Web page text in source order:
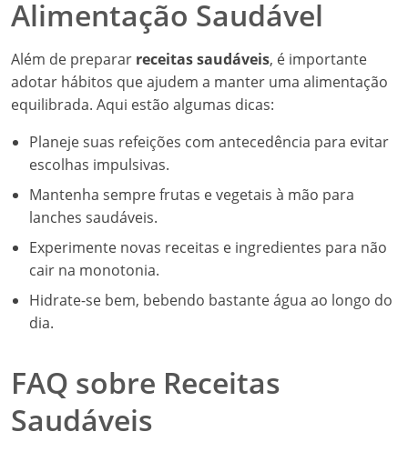
Alimentação Saudável
Além de preparar receitas saudáveis, é importante
adotar hábitos que ajudem a manter uma alimentação
equilibrada. Aqui estão algumas dicas:
Planeje suas refeições com antecedência para evitar
escolhas impulsivas.
Mantenha sempre frutas e vegetais à mão para
lanches saudáveis.
Experimente novas receitas e ingredientes para não
cair na monotonia.
Hidrate-se bem, bebendo bastante água ao longo do
dia.
FAQ sobre Receitas
Saudáveis